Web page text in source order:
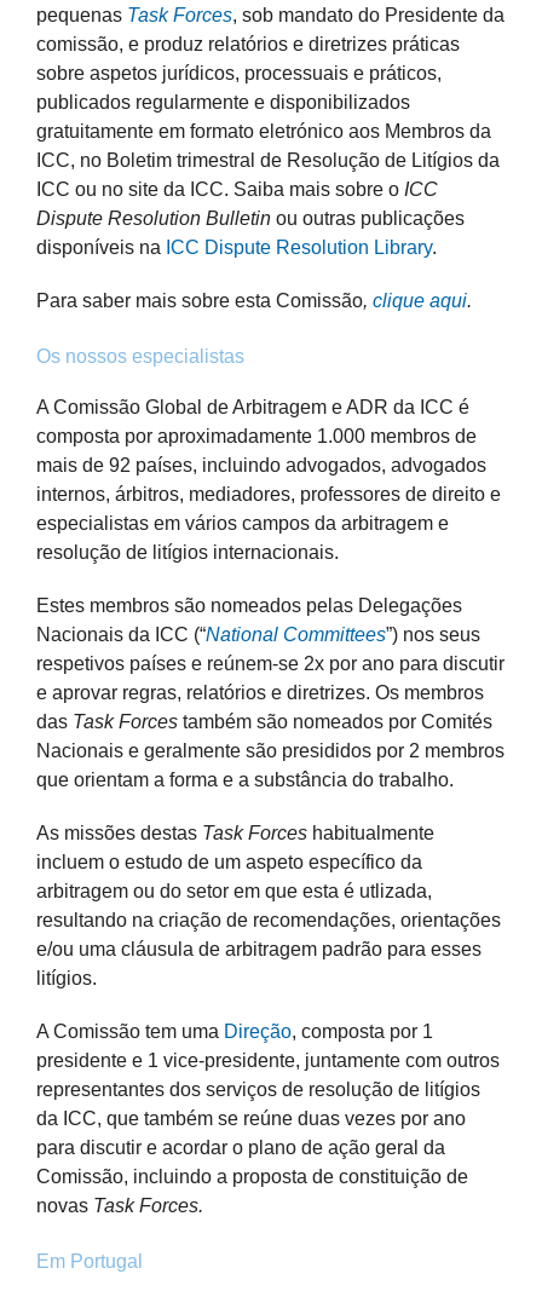
pequenas Task Forces, sob mandato do Presidente da
comissão, e produz relatórios e diretrizes práticas
sobre aspetos jurídicos, processuais e práticos,
publicados regularmente e disponibilizados
gratuitamente em formato eletrónico aos Membros da
ICC, no Boletim trimestral de Resolução de Litígios da
ICC ou no site da ICC. Saiba mais sobre o ICC
Dispute Resolution Bulletin ou outras publicações
disponíveis na ICC Dispute Resolution Library.
Para saber mais sobre esta Comissão, clique aqui.
Os nossos especialistas
A Comissão Global de Arbitragem e ADR da ICC é
composta por aproximadamente 1.000 membros de
mais de 92 países, incluindo advogados, advogados
internos, árbitros, mediadores, professores de direito e
especialistas em vários campos da arbitragem e
resolução de litígios internacionais.
Estes membros são nomeados pelas Delegações
Nacionais da ICC (“National Committees”) nos seus
respetivos países e reúnem-se 2x por ano para discutir
e aprovar regras, relatórios e diretrizes. Os membros
das Task Forcestambém são nomeados por Comités
Nacionais e geralmente são presididos por 2 membros
que orientam a forma e a substância do trabalho.
As missões destas Task Forceshabitualmente
incluem o estudo de um aspeto específico da
arbitragem ou do setor em que esta é utlizada,
resultando na criação de recomendações, orientações
e/ou uma cláusula de arbitragem padrão para esses
litígios.
A Comissão tem uma Direção, composta por 1
presidente e 1 vice-presidente, juntamente com outros
representantes dos serviços de resolução de litígios
da ICC, que também se reúne duas vezes por ano
para discutir e acordar o plano de ação geral da
Comissão, incluindo a proposta de constituição de
novas Task Forces.
Em Portugal